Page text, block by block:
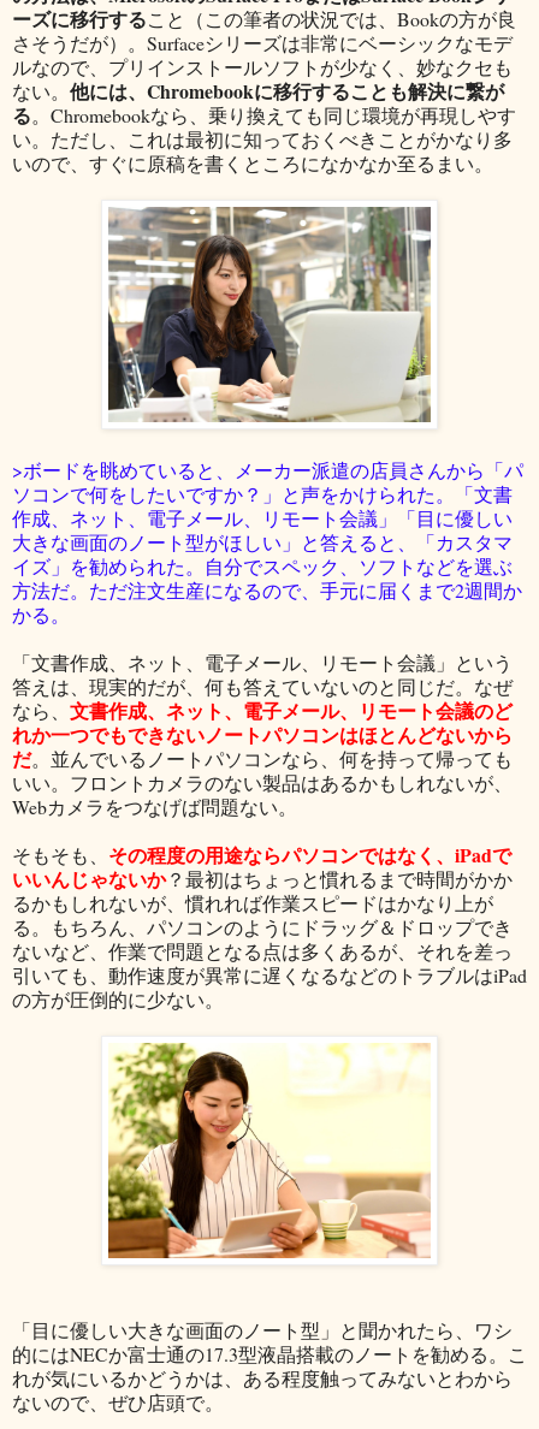
ーズに移行すること（この筆者の状況では、Bookの方が良
さそうだが）。Surfaceシリーズは非常にベーシックなモデ
ルなので、プリインストールソフトが少なく、妙なクセも
ない。 他には、Chromebookに移行することも解決に繋が
る。Chromebookなら、乗り換えても同じ環境が再現しやす
い。ただし、これは最初に知っておくべきことがかなり多
いので、すぐに原稿を書くところになかなか至るまい。
>ボードを眺めていると、メーカー派遣の店員さんから「パ
ソコンで何をしたいですか？」と声をかけられた。「文書
作成、ネット、電子メール、リモート会議」「目に優しい
大きな画面のノート型がほしい」と答えると、「カスタマ
イズ」を勧められた。自分でスペック、ソフトなどを選ぶ
方法だ。ただ注文生産になるので、手元に届くまで2週間か
かる。
「文書作成、ネット、電子メール、リモート会議」という
答えは、現実的だが、何も答えていないのと同じだ。なぜ
なら、 文書作成、ネット、電子メール、リモート会議のど
れか一つでもできないノートパソコンはほとんどないから
だ。並んでいるノートパソコンなら、何を持って帰っても
いい。フロントカメラのない製品はあるかもしれないが、
Webカメラをつなげば問題ない。
そもそも、 その程度の用途ならパソコンではなく、iPadで
いいんじゃないか？最初はちょっと慣れるまで時間がかか
るかもしれないが、慣れれば作業スピードはかなり上が
る。もちろん、パソコンのようにドラッグ＆ドロップでき
ないなど、作業で問題となる点は多くあるが、それを差っ
引いても、動作速度が異常に遅くなるなどのトラブルはiPad
の方が圧倒的に少ない。
「目に優しい大きな画面のノート型」と聞かれたら、ワシ
的にはNECか富士通の17.3型液晶搭載のノートを勧める。こ
れが気にいるかどうかは、ある程度触ってみないとわから
ないので、ぜひ店頭で。